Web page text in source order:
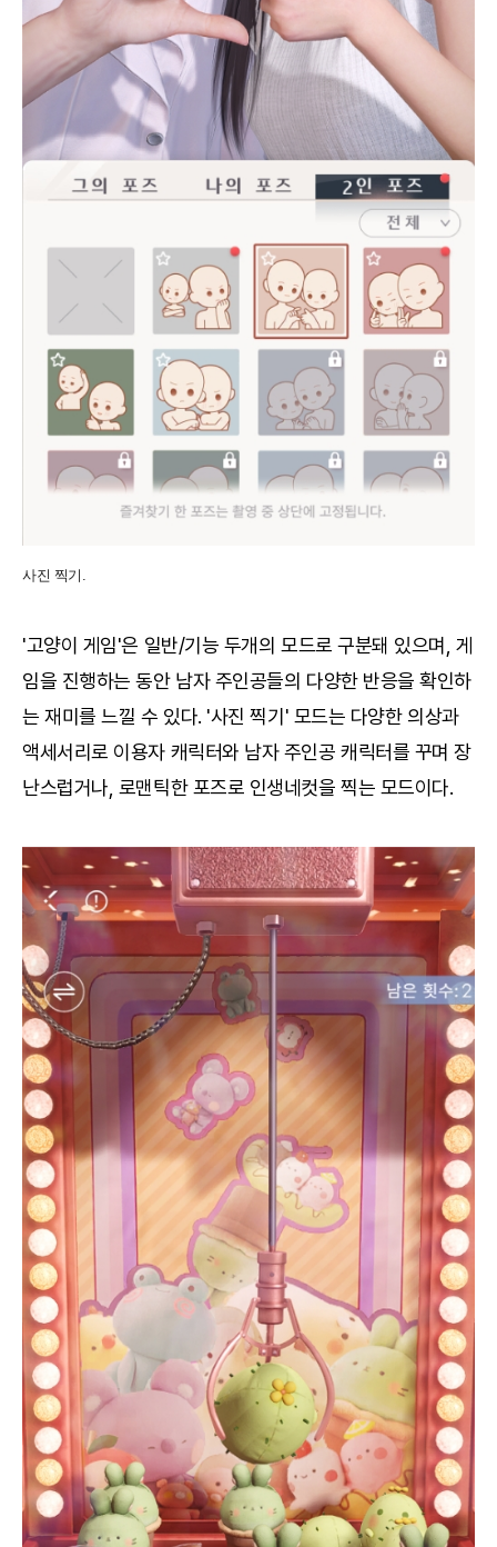
사진 찍기.
'고양이 게임'은 일반/기능 두개의 모드로 구분돼 있으며, 게
임을 진행하는 동안 남자 주인공들의 다양한 반응을 확인하
는 재미를 느낄 수 있다. '사진 찍기' 모드는 다양한 의상과
액세서리로 이용자 캐릭터와 남자 주인공 캐릭터를 꾸며 장
난스럽거나, 로맨틱한 포즈로 인생네컷을 찍는 모드이다.